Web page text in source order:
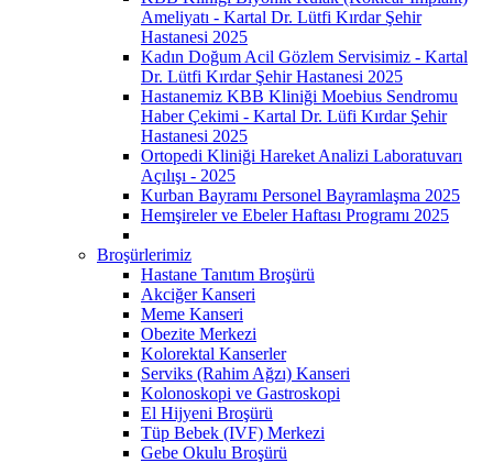
Ameliyatı - Kartal Dr. Lütfi Kırdar Şehir
Hastanesi 2025
Kadın Doğum Acil Gözlem Servisimiz - Kartal
Dr. Lütfi Kırdar Şehir Hastanesi 2025
Hastanemiz KBB Kliniği Moebius Sendromu
Haber Çekimi - Kartal Dr. Lüfi Kırdar Şehir
Hastanesi 2025
Ortopedi Kliniği Hareket Analizi Laboratuvarı
Açılışı - 2025
Kurban Bayramı Personel Bayramlaşma 2025
Hemşireler ve Ebeler Haftası Programı 2025
Broşürlerimiz
Hastane Tanıtım Broşürü
Akciğer Kanseri
Meme Kanseri
Obezite Merkezi
Kolorektal Kanserler
Serviks (Rahim Ağzı) Kanseri
Kolonoskopi ve Gastroskopi
El Hijyeni Broşürü
Tüp Bebek (IVF) Merkezi
Gebe Okulu Broşürü